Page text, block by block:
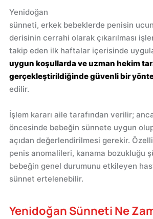
Yenidoğan
sünneti, erkek bebeklerde penisin
derisinin cerrahi olarak çıkarılması
takip eden ilk haftalar içerisinde
uygun koşullarda ve uzman hekim
gerçekleştirildiğinde güvenli bir
edilir.
İşlem kararı aile tarafından verilir;
öncesinde bebeğin sünnete uygun olup
açıdan değerlendirilmesi gerekir.
penis anomalileri, kanama bozukluğu
bebeğin genel durumunu etkileyen
sünnet ertelenebilir.
Yenidoğan Sünneti Ne